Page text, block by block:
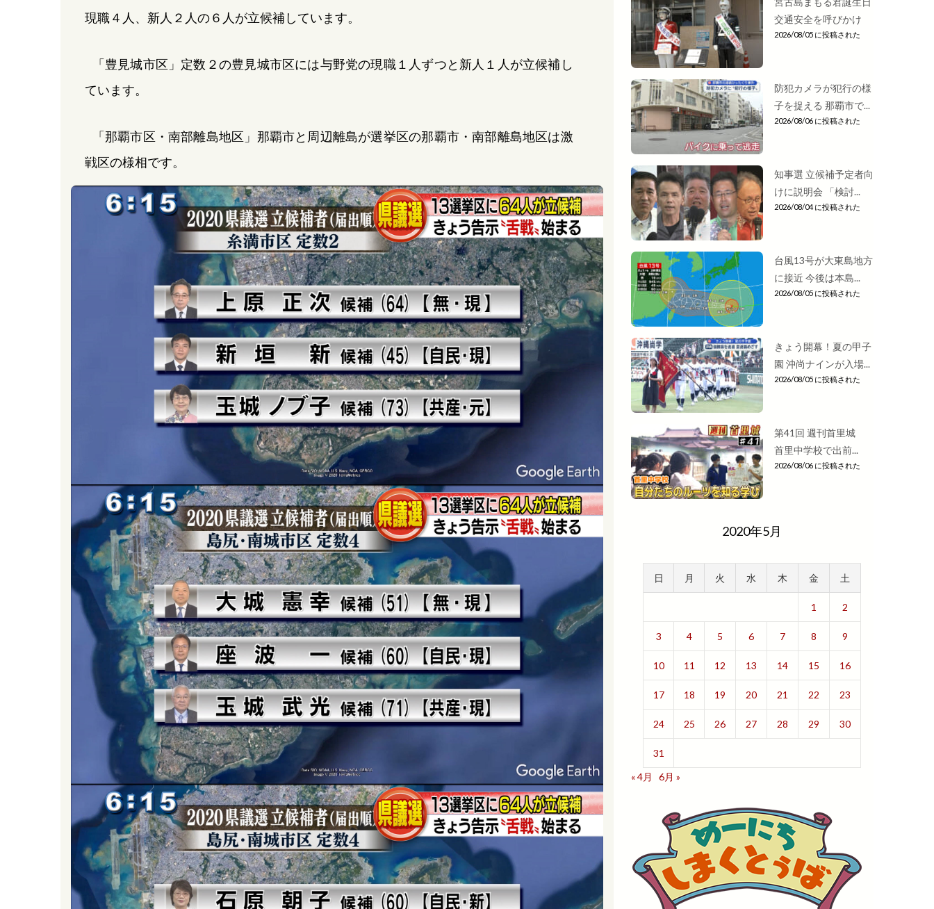
現職４人、新人２人の６人が立候補しています。
「豊見城市区」定数２の豊見城市区には与野党の現職１人ずつと新人１人が立候補し
ています。
「那覇市区・南部離島地区」那覇市と周辺離島が選挙区の那覇市・南部離島地区は激
戦区の様相です。
交通安全を呼びかけ
2026/08/05 に投稿された
防犯カメラが犯行の様
子を捉える 那覇市で...
2026/08/06 に投稿された
知事選 立候補予定者向
けに説明会 「検討...
2026/08/04 に投稿された
台風13号が大東島地方
に接近 今後は本島...
2026/08/05 に投稿された
きょう開幕！夏の甲子
園 沖尚ナインが入場...
2026/08/05 に投稿された
第41回 週刊首里城
首里中学校で出前...
2026/08/06 に投稿された
2020年5月
日 月 火 水 木 金 土
1 2
3 4 5 6 7 8 9
10 11 12 13 14 15 16
17 18 19 20 21 22 23
24 25 26 27 28 29 30
31
« 4月
6月 »